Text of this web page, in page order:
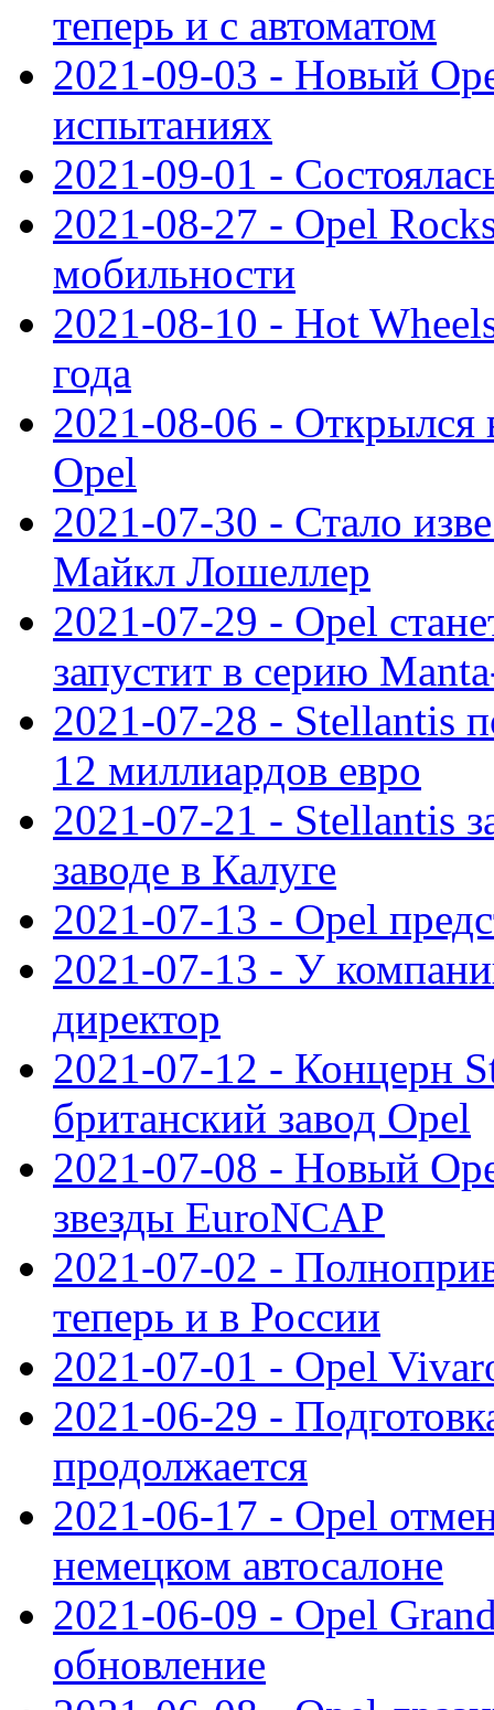
теперь и с автоматом
2021-09-03 - Новый
испытаниях
2021-09-01 -
2021-08-27 - Opel
мобильности
2021-08-10 - Hot
года
2021-08-06 - Открылся
Opel
2021-07-30 - Стало
Майкл Лошеллер
2021-07-29 - Opel
запустит в серию
2021-07-28 - Stellantis
12 миллиардов евро
2021-07-21 - Stellantis
заводе в Калуге
2021-07-13 - Opel
2021-07-13 - У
директор
2021-07-12 - Концерн
британский завод Opel
2021-07-08 - Новый
звезды EuroNCAP
2021-07-02 -
теперь и в России
2021-07-01 - Opel
2021-06-29 -
продолжается
2021-06-17 - Opel
немецком автосалоне
2021-06-09 - Opel
обновление